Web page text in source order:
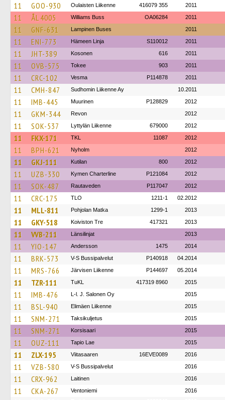
11 GOO-930 Oulaisten Liikenne 416079 355 2011
11 ÅL 4005 Williams Buss OA06284 2011
11 GNF-631 Lampinen Buses 2011
11 ENI-773 Hämeen Linja S110012 2011
11 JHT-389 Kosonen 616 2011
11 OVB-575 Tokee 903 2011
11 CRC-102 Vesma P114878 2011
11 CMH-847 Sudhomin Liikenne Ay 10.2011
11 IMB-445 Muurinen P128829 2012
11 GKM-344 Revon 2012
11 SOK-537 Lyttylän Liikenne 679000 2012
11 FKX-171 TKL 11087 2012
11 BPH-621 Nyholm 2012
11 GKJ-111 Kutilan 800 2012
11 UZB-330 Kymen Charterline P121084 2012
11 SOK-487 Rautaveden P117047 2012
11 CRC-175 TLO 1211-1 02.2012
11 MLL-811 Pohjolan Matka 1299-1 2013
11 GKY-518 Koiviston Tre 417321 2013
11 VVB-211 Länsilinjat 2013
11 YIO-147 Andersson 1475 2014
11 BRK-573 V-S Bussipalvelut P140918 04.2014
11 MRS-766 Järvisen Liikenne P144697 05.2014
11 TZR-111 TuKL 417319 8960 2015
11 IMB-476 L-l. J. Salonen Oy 2015
11 BSL-940 Elimäen Liikenne 2015
11 SNM-271 Taksikuljetus 2015
11 SNM-271 Korsisaari 2015
11 OUZ-111 Tapio Lae 2015
11 ZLX-195 Viitasaaren 16EVE0089 2016
11 VZB-580 V-S Bussipalvelut 2016
11 CRX-962 Laitinen 2016
11 CKA-267 Ventoniemi 2016